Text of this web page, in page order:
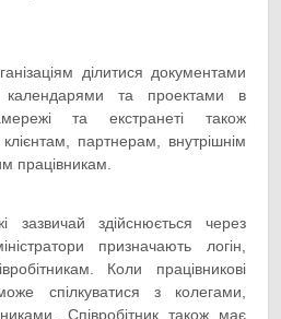
ділитися документами
календарями та проектами в
та екстранеті також
партнерам, внутрішнім
працівникам.
зазвичай здійснюється через
призначають логін,
Коли працівникові
спілкуватися з колегами,
Співробітник також має